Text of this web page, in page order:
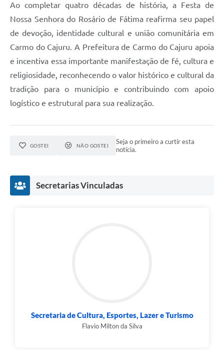
Ao completar quatro décadas de história, a Festa de
Nossa Senhora do Rosário de Fátima reafirma seu papel
de devoção, identidade cultural e união comunitária em
Carmo do Cajuru. A Prefeitura de Carmo do Cajuru apoia
e incentiva essa importante manifestação de fé, cultura e
religiosidade, reconhecendo o valor histórico e cultural da
tradição para o município e contribuindo com apoio
logístico e estrutural para sua realização.
GOSTEI NÃO GOSTEI
Seja o primeiro a curtir esta
notícia.
Secretarias Vinculadas
Secretaria de Cultura, Esportes, Lazer e Turismo
Flavio Milton da Silva